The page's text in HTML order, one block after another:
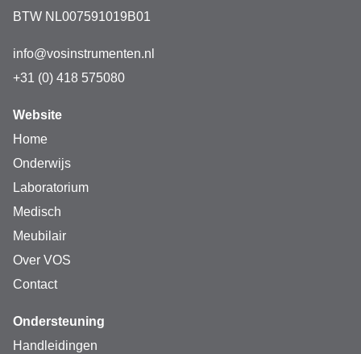
BTW NL007591019B01
info@vosinstrumenten.nl
+31 (0) 418 575080
Website
Home
Onderwijs
Laboratorium
Medisch
Meubilair
Over VOS
Contact
Ondersteuning
Handleidingen